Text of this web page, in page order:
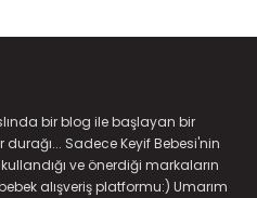
bir blog ile başlayan bir
Sadece Keyif Bebesi'nin
ve önerdiği markaların
alışveriş platformu:) Umarım